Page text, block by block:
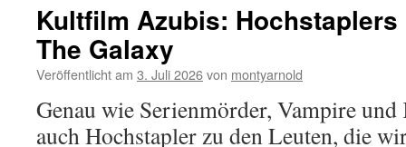
Kultfilm Azubis:
The Galaxy
Veröffentlicht am 3. Juli 2026von montyarnold
Genau wie Serienmörder, Vampire
auch Hochstapler zu den Leuten, die